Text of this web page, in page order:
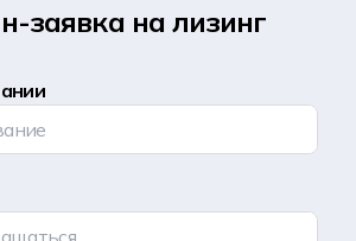
заявка на лизинг